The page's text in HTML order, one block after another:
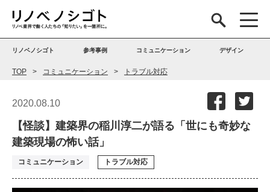
リノベノシゴト 参考事例 コミュニケーション デザイン
TOP コミュニケーション トラブル対応
2020.08.10
【怪談】建築界の稲川淳二が語る「世にも奇妙な
建築現場の怖い話」
コミュニケーション トラブル対応